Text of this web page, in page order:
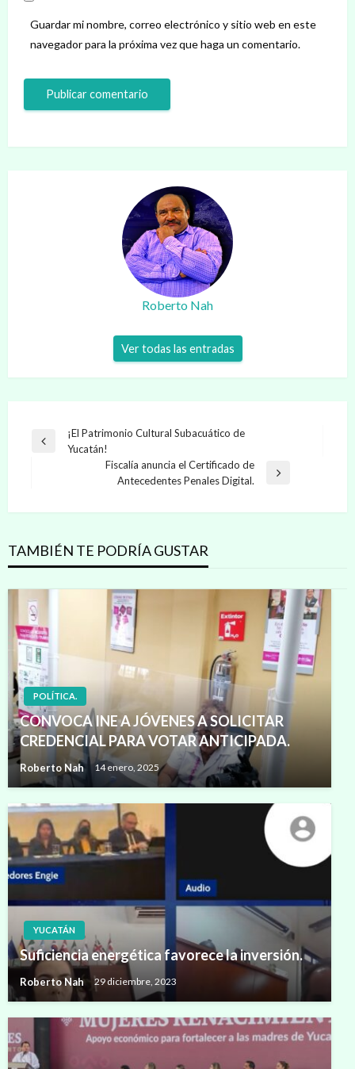
Guardar mi nombre, correo electrónico y sitio web en este
navegador para la próxima vez que haga un comentario.
Roberto Nah
Ver todas las entradas
Navegación
Entrada
¡El Patrimonio Cultural Subacuático de
Yucatán!
Fiscalía anuncia el Certificado de
Antecedentes Penales Digital.
TAMBIÉN TE PODRÍA GUSTAR
POLÍTICA.
CONVOCA INE A JÓVENES A SOLICITAR
CREDENCIAL PARA VOTAR ANTICIPADA.
Roberto Nah 14 enero, 2025
YUCATÁN
Suficiencia energética favorece la inversión.
Roberto Nah 29 diciembre, 2023